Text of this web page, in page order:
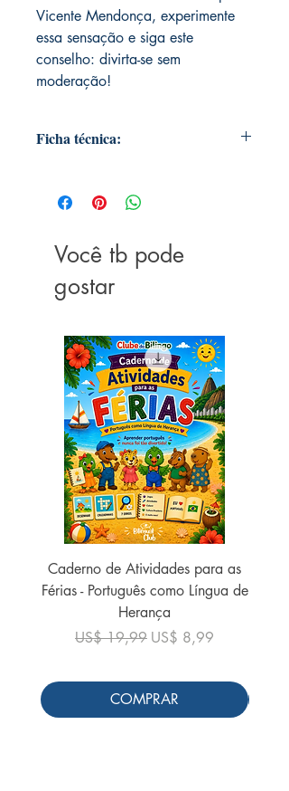
Vicente Mendonça, experimente
essa sensação e siga este
conselho: divirta-se sem
moderação!
Ficha técnica:
Editora: Ciranda Cultural
Linhas de Produto: Literatura infantil
Linha Editorial: Ciranda na escola -
Literatura infantojuvenil
Ano de Edição: 2021
Número da Edição: 1
Altura: 24,00
Largura: 24,00
Espessura: 0,30
Você tb pode
gostar
Caderno de Atividades para as
Férias - Português como Língua de
Herança
Preço normal
US$ 19,99 Preço promocional
US$ 8,99
COMPRAR